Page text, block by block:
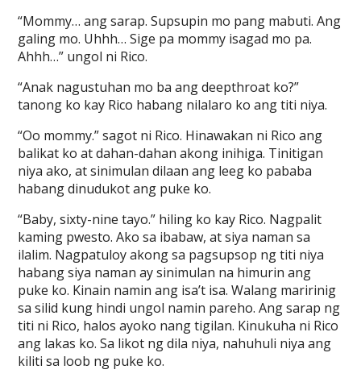
“Mommy… ang sarap. Supsupin mo pang mabuti. Ang
galing mo. Uhhh… Sige pa mommy isagad mo pa.
Ahhh…” ungol ni Rico.
“Anak nagustuhan mo ba ang deepthroat ko?”
tanong ko kay Rico habang nilalaro ko ang titi niya.
“Oo mommy.” sagot ni Rico. Hinawakan ni Rico ang
balikat ko at dahan-dahan akong inihiga. Tinitigan
niya ako, at sinimulan dilaan ang leeg ko pababa
habang dinudukot ang puke ko.
“Baby, sixty-nine tayo.” hiling ko kay Rico. Nagpalit
kaming pwesto. Ako sa ibabaw, at siya naman sa
ilalim. Nagpatuloy akong sa pagsupsop ng titi niya
habang siya naman ay sinimulan na himurin ang
puke ko. Kinain namin ang isa’t isa. Walang maririnig
sa silid kung hindi ungol namin pareho. Ang sarap ng
titi ni Rico, halos ayoko nang tigilan. Kinukuha ni Rico
ang lakas ko. Sa likot ng dila niya, nahuhuli niya ang
kiliti sa loob ng puke ko.